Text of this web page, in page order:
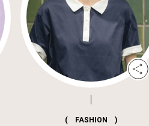
( FASHION )